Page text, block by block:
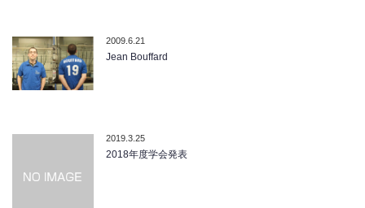
2009.6.21
Jean Bouffard
2019.3.25
2018年度学会発表